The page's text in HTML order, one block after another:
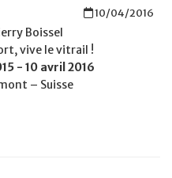
10/04/2016
Boissel
vive le vitrail !
- 10 avril 2016
– Suisse